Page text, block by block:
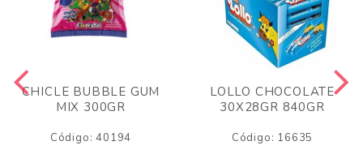
CHICLE BUBBLE GUM
MIX 300GR
Código: 40194
LOLLO CHOCOLATE
30X28GR 840GR
Código: 16635